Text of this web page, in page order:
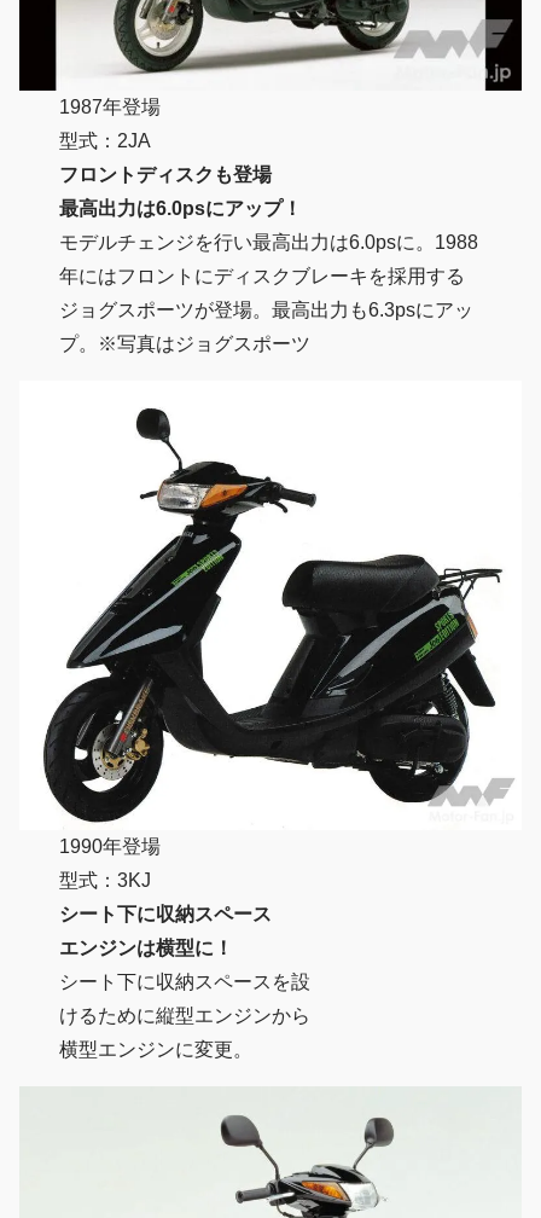
1987年登場
型式：2JA
フロントディスクも登場
最高出力は6.0psにアップ！
モデルチェンジを行い最高出力は6.0psに。1988
年にはフロントにディスクブレーキを採用する
ジョグスポーツが登場。最高出力も6.3psにアッ
プ。※写真はジョグスポーツ
1990年登場
型式：3KJ
シート下に収納スペース
エンジンは横型に！
シート下に収納スペースを設
けるために縦型エンジンから
横型エンジンに変更。